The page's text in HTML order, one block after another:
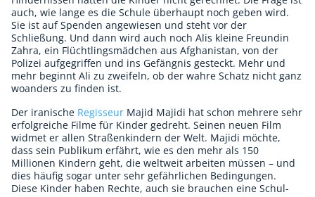
auch, wie lange es die Schule überhaupt noch geben wird.
Sie ist auf Spenden angewiesen und steht vor der
Schließung. Und dann wird auch noch Alis kleine Freundin
Zahra, ein Flüchtlingsmädchen aus Afghanistan, von der
Polizei aufgegriffen und ins Gefängnis gesteckt. Mehr und
mehr beginnt Ali zu zweifeln, ob der wahre Schatz nicht ganz
woanders zu finden ist.
Der iranische Regisseur Majid Majidi hat schon mehrere sehr
erfolgreiche Filme für Kinder gedreht. Seinen neuen Film
widmet er allen Straßenkindern der Welt. Majidi möchte,
dass sein Publikum erfährt, wie es den mehr als 150
Millionen Kindern geht, die weltweit arbeiten müssen – und
dies häufig sogar unter sehr gefährlichen Bedingungen.
Diese Kinder haben Rechte, auch sie brauchen eine Schul-